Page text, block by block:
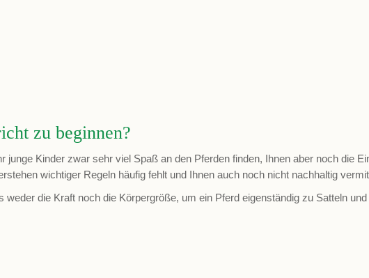
zu beginnen?
junge Kinder zwar sehr viel Spaß an den Pferden finden, Ihnen aber noch die
wichtiger Regeln häufig fehlt und Ihnen auch noch nicht nachhaltig
die Kraft noch die Körpergröße, um ein Pferd eigenständig zu Satteln